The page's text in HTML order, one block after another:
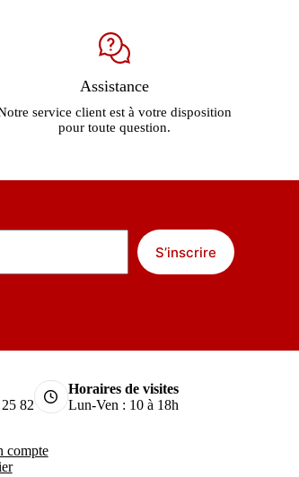
Assistance
service client est à votre disposition
pour toute question.
S’inscrire
82
Horaires de visites
Lun-Ven : 10 à 18h
compte